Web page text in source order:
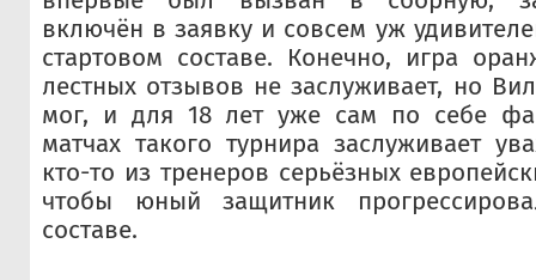
включён в заявку и совсем уж
стартовом составе. Конечно, игра
лестных отзывов не заслуживает, но
мог, и для 18 лет уже сам по себе
матчах такого турнира заслуживает
кто-то из тренеров серьёзных
чтобы юный защитник
составе.